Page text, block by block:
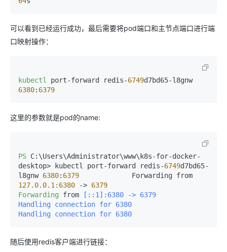
可以看到已经运行成功，最后需要将pod端口和主节点端口进行端
口映射操作：
kubectl port-forward redis-6749
d7bd65-l8gnw
6380: 6379
这里的参数就是pod的name:
PS C:\Users\Administrator\www\k8s-for-docker-
desktop> kubectl port-forward redis-6749d7bd65-
l8gnw 6380: 6379
127.0.0.1:6380 -> 6379
Forwarding from [::1]:6380 -> 6379
Handling connection for 6380
Handling connection for 6380
随后使用redis客户端进行链接：